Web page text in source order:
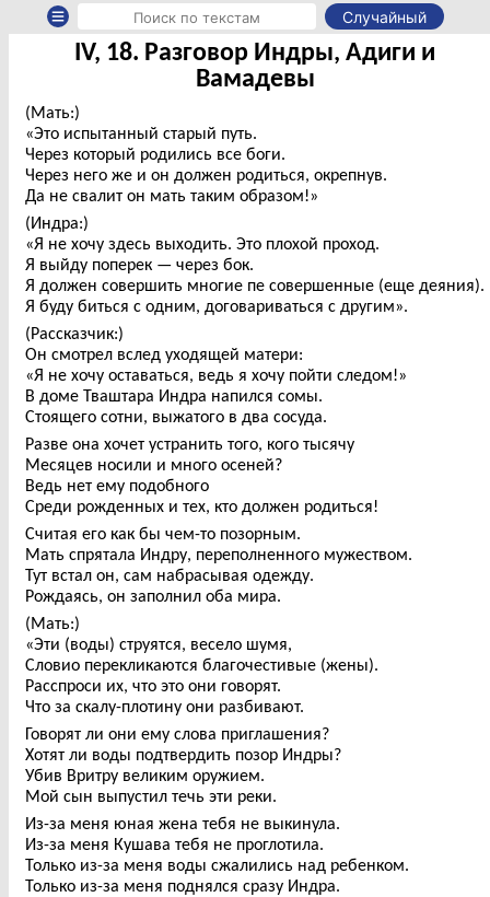
Случайный
IV, 18. Разговор Индры, Адиги и
Вамадевы
(Мать:)
«Это испытанный старый путь.
Через который родились все боги.
Через него же и он должен родиться, окрепнув.
Да не свалит он мать таким образом!»
(Индра:)
«Я не хочу здесь выходить. Это плохой проход.
Я выйду поперек — через бок.
Я должен совершить многие пе совершенные (еще деяния).
Я буду биться с одним, договариваться с другим».
(Рассказчик:)
Он смотрел вслед уходящей матери:
«Я не хочу оставаться, ведь я хочу пойти следом!»
В доме Тваштара Индра напился сомы.
Стоящего сотни, выжатого в два сосуда.
Разве она хочет устранить того, кого тысячу
Месяцев носили и много осеней?
Ведь нет ему подобного
Среди рожденных и тех, кто должен родиться!
Считая его как бы чем-то позорным.
Мать спрятала Индру, переполненного мужеством.
Тут встал он, сам набрасывая одежду.
Рождаясь, он заполнил оба мира.
(Мать:)
«Эти (воды) струятся, весело шумя,
Словио перекликаются благочестивые (жены).
Расспроси их, что это они говорят.
Что за скалу-плотину они разбивают.
Говорят ли они ему слова приглашения?
Хотят ли воды подтвердить позор Индры?
Убив Вритру великим оружием.
Мой сын выпустил течь эти реки.
Из-за меня юная жена тебя не выкинула.
Из-за меня Кушава тебя не проглотила.
Только из-за меня воды сжалились над ребенком.
Только из-за меня поднялся сразу Индра.